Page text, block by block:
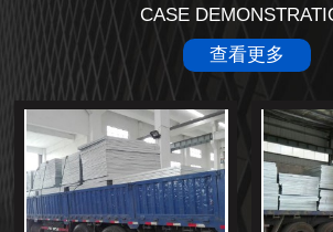
CASE
查看更多